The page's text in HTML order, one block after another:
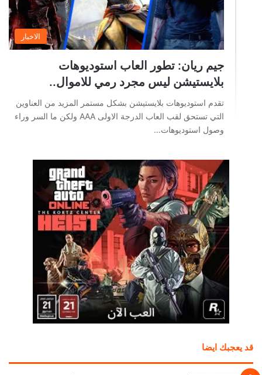
الاخبار
جيم ريان: تطور العاب استوديوهات
بلايستيشن ليس مجرد رمي للاموال..
تقدم استوديوهات بلايستيشن بشكل مستمر المزيد من العناوين
التي تستحق لقب العاب الدرجة الاولى AAA ولكن ما السر وراء
وصول استوديوهات…
قد يعجبك ايضا